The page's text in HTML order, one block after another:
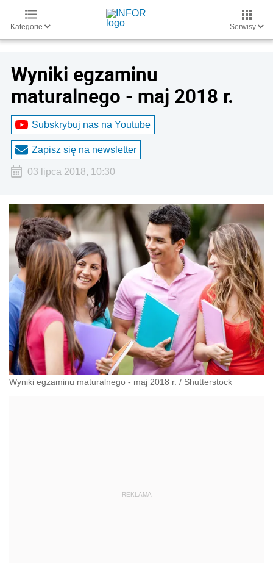
Kategorie Serwisy
Wyniki egzaminu
maturalnego - maj 2018 r.
Subskrybuj nas na Youtube
Zapisz się na newsletter
03 lipca 2018, 10:30
Wyniki egzaminu maturalnego - maj 2018 r. / Shutterstock